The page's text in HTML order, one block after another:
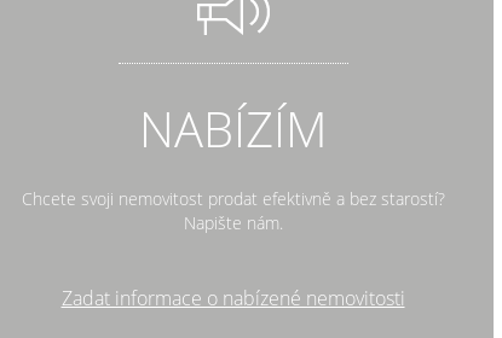
NABÍZÍM
Chcete svoji nemovitost prodat efektivně a bez starostí?
Napište nám.
Zadat informace o nabízené nemovitosti